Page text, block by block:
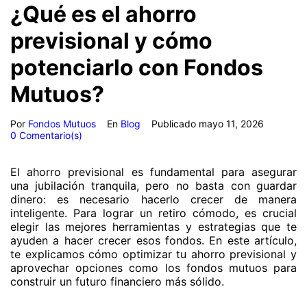
¿Qué es el ahorro
previsional y cómo
potenciarlo con Fondos
Mutuos?
Por Fondos Mutuos En Blog Publicado mayo 11, 2026
0 Comentario(s)
El ahorro previsional es fundamental para asegurar
una jubilación tranquila, pero no basta con guardar
dinero: es necesario hacerlo crecer de manera
inteligente. Para lograr un retiro cómodo, es crucial
elegir las mejores herramientas y estrategias que te
ayuden a hacer crecer esos fondos. En este artículo,
te explicamos cómo optimizar tu ahorro previsional y
aprovechar opciones como los fondos mutuos para
construir un futuro financiero más sólido.